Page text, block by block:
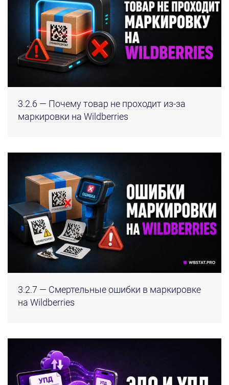
3.2.6 — Почему товар не проходит из-за
маркировки на Wildberries
3.2.7 — Смертельные ошибки в маркировке
на Wildberries